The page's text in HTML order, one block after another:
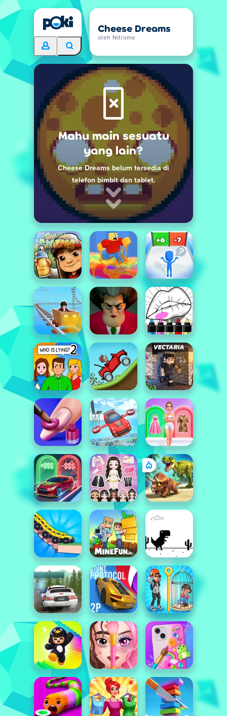
Cheese Dreams
oleh Nitrome
Mahu main sesuatu
yang lain?
Cheese Dreams belum tersedia di
telefon bimbit dan tablet.